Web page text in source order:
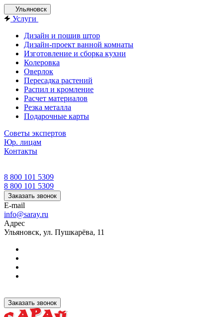
Ульяновск
Услуги
Дизайн и пошив штор
Дизайн-проект ванной комнаты
Изготовление и сборка кухни
Колеровка
Оверлок
Пересадка растений
Распил и кромление
Расчет материалов
Резка металла
Подарочные карты
Советы экспертов
Юр. лицам
Контакты
8 800 101 5309
8 800 101 5309
Заказать звонок
E-mail
info@saray.ru
Адрес
Ульяновск, ул. Пушкарёва, 11
Заказать звонок